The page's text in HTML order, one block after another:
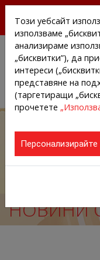
НОВИНИ
Този уебсайт
използваме
анализираме
„бисквитки”), да
интереси
представяне на
(таргетиращи
прочетете